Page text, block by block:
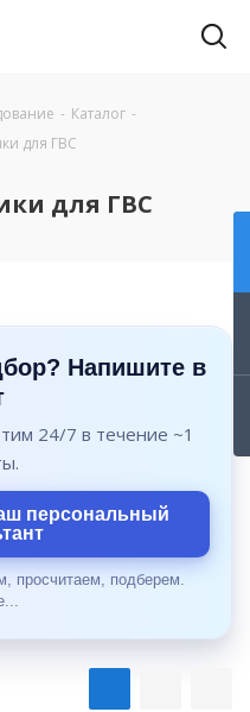
- Каталог -
для ГВС
для ГВС
Напишите в
24/7 в течение ~1
персональный
просчитаем, подберем.